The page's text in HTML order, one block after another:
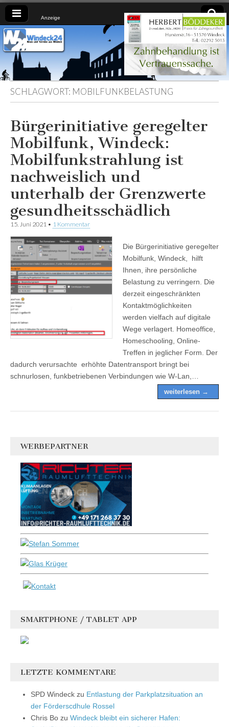
Anzeige
Windeck24
Nachrichten
aus dem
Ländchen
für das
Ländchen
SCHLAGWORT: MOBILFUNKBELASTUNG
Bürgerinitiative geregelter
Mobilfunk, Windeck:
Mobilfunkstrahlung ist
nachweislich und
unterhalb der Grenzwerte
gesundheitsschädlich
15. Juni 2021 • 1 Kommentar
Die Bürgerinitiative geregelter
Mobilfunk, Windeck, hilft
Ihnen, ihre persönliche
Belastung zu verringern. Die
derzeit eingeschränkten
Kontaktmöglichkeiten
werden vielfach auf digitale
Wege verlagert. Homeoffice,
Homeschooling, Online-
Treffen in jeglicher Form. Der
dadurch verursachte erhöhte Datentransport bringt bei
schnurlosen, funkbetriebenen Verbindungen wie W-Lan,…
weiterlesen →
WERBEPARTNER
SMARTPHONE / TABLET APP
LETZTE KOMMENTARE
SPD Windeck zu Entlastung der Parkplatzsituation an
der Förderscdhule Rossel
Chris Bo zu Windeck bleibt ein sicherer Hafen: